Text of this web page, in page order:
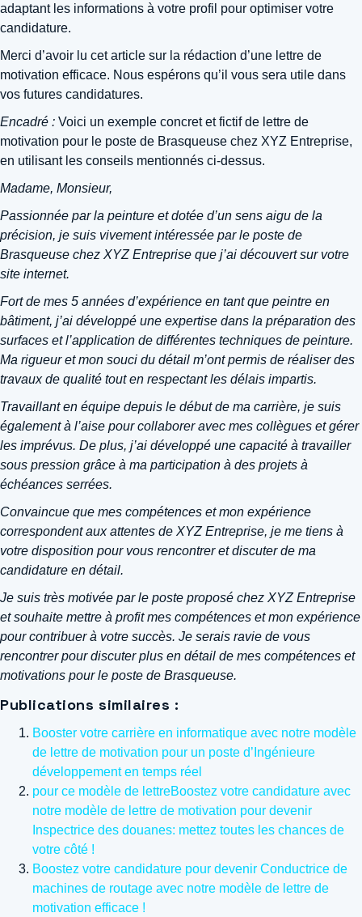
adaptant les informations à votre profil pour optimiser votre
candidature.
Merci d’avoir lu cet article sur la rédaction d’une lettre de
motivation efficace. Nous espérons qu’il vous sera utile dans
vos futures candidatures.
Encadré : Voici un exemple concret et fictif de lettre de
motivation pour le poste de Brasqueuse chez XYZ Entreprise,
en utilisant les conseils mentionnés ci-dessus.
Madame, Monsieur,
Passionnée par la peinture et dotée d’un sens aigu de la
précision, je suis vivement intéressée par le poste de
Brasqueuse chez XYZ Entreprise que j’ai découvert sur votre
site internet.
Fort de mes 5 années d’expérience en tant que peintre en
bâtiment, j’ai développé une expertise dans la préparation des
surfaces et l’application de différentes techniques de peinture.
Ma rigueur et mon souci du détail m’ont permis de réaliser des
travaux de qualité tout en respectant les délais impartis.
Travaillant en équipe depuis le début de ma carrière, je suis
également à l’aise pour collaborer avec mes collègues et gérer
les imprévus. De plus, j’ai développé une capacité à travailler
sous pression grâce à ma participation à des projets à
échéances serrées.
Convaincue que mes compétences et mon expérience
correspondent aux attentes de XYZ Entreprise, je me tiens à
votre disposition pour vous rencontrer et discuter de ma
candidature en détail.
Je suis très motivée par le poste proposé chez XYZ Entreprise
et souhaite mettre à profit mes compétences et mon expérience
pour contribuer à votre succès. Je serais ravie de vous
rencontrer pour discuter plus en détail de mes compétences et
motivations pour le poste de Brasqueuse.
Publications similaires :
Booster votre carrière en informatique avec notre modèle
de lettre de motivation pour un poste d’Ingénieure
développement en temps réel
pour ce modèle de lettreBoostez votre candidature avec
notre modèle de lettre de motivation pour devenir
Inspectrice des douanes: mettez toutes les chances de
votre côté !
Boostez votre candidature pour devenir Conductrice de
machines de routage avec notre modèle de lettre de
motivation efficace !